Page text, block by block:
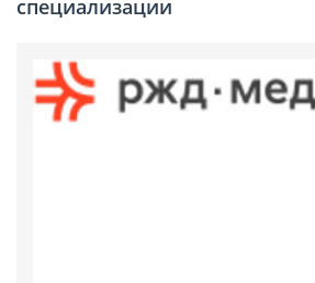
специализации